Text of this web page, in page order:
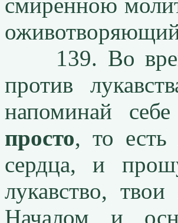
139. Во
против
напоминай
просто, то есть
сердца, и
лукавство,
Началом и